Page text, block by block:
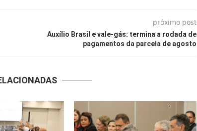
próximo post
Auxílio Brasil e vale-gás: termina a rodada de
pagamentos da parcela de agosto